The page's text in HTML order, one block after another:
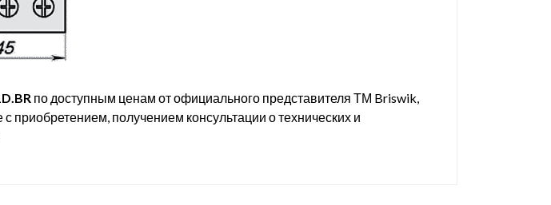
по доступным ценам от официального представителя ТМ Briswik,
приобретением, получением консультации о технических и